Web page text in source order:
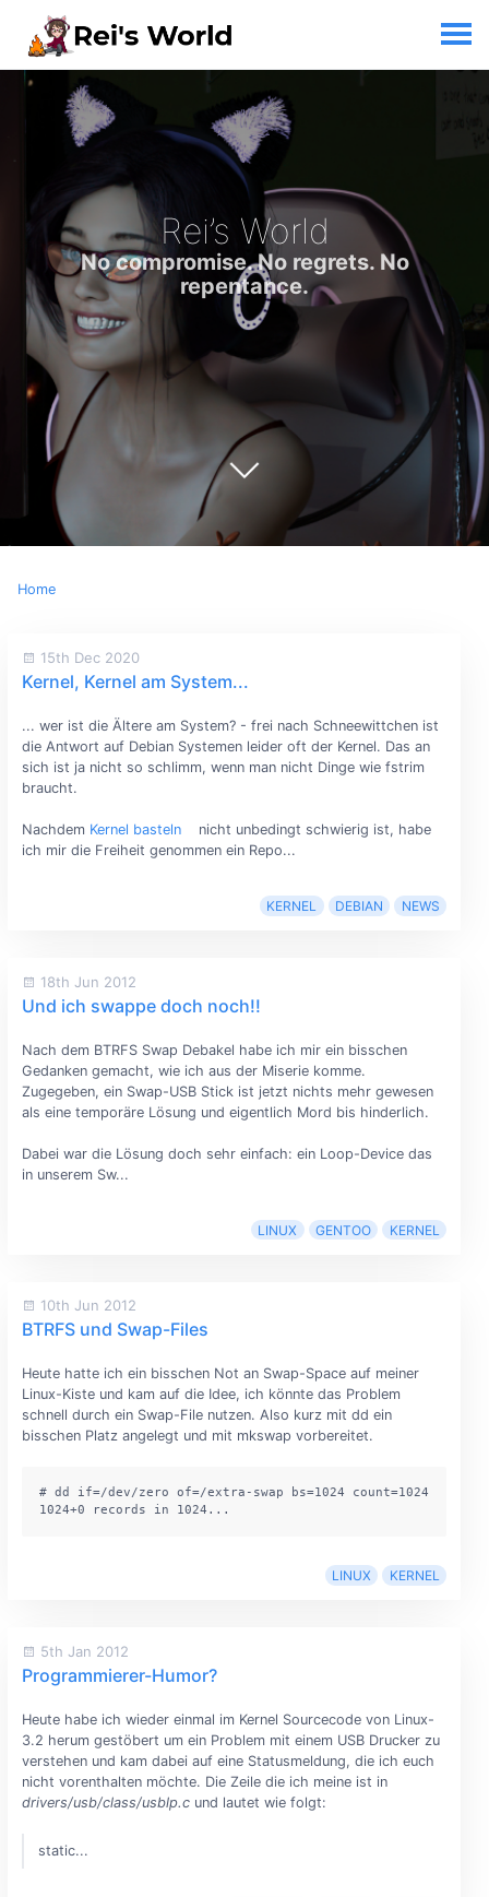
Rei’s World
No compromise. No regrets. No
repentance.
Home
15th Dec 2020
Kernel, Kernel am System...
... wer ist die Ältere am System? - frei nach Schneewittchen ist
die Antwort auf Debian Systemen leider oft der Kernel. Das an
sich ist ja nicht so schlimm, wenn man nicht Dinge wie fstrim
braucht.
Nachdem Kernel basteln
nicht unbedingt schwierig ist, habe
ich mir die Freiheit genommen ein Repo...
KERNEL DEBIAN NEWS
18th Jun 2012
Und ich swappe doch noch!!
Nach dem BTRFS Swap Debakel habe ich mir ein bisschen
Gedanken gemacht, wie ich aus der Miserie komme.
Zugegeben, ein Swap-USB Stick ist jetzt nichts mehr gewesen
als eine temporäre Lösung und eigentlich Mord bis hinderlich.
Dabei war die Lösung doch sehr einfach: ein Loop-Device das
in unserem Sw...
LINUX GENTOO KERNEL
10th Jun 2012
BTRFS und Swap-Files
Heute hatte ich ein bisschen Not an Swap-Space auf meiner
Linux-Kiste und kam auf die Idee, ich könnte das Problem
schnell durch ein Swap-File nutzen. Also kurz mit dd ein
bisschen Platz angelegt und mit mkswap vorbereitet.
# dd if=/dev/zero of=/extra-swap bs=1024 count=1024
1024+0 records in 1024...
LINUX KERNEL
5th Jan 2012
Programmierer-Humor?
Heute habe ich wieder einmal im Kernel Sourcecode von Linux-
3.2 herum gestöbert um ein Problem mit einem USB Drucker zu
verstehen und kam dabei auf eine Statusmeldung, die ich euch
nicht vorenthalten möchte. Die Zeile die ich meine ist in
drivers/usb/class/usblp.c und lautet wie folgt:
static...